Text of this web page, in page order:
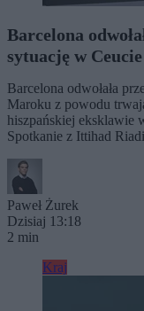
Barcelona
sytuację w Ceucie
Barcelona odwołała
Maroku z powodu
hiszpańskiej eksklawie
Spotkanie z Ittihad
Paweł Żurek
Dzisiaj 13:18
2 min
Kraj